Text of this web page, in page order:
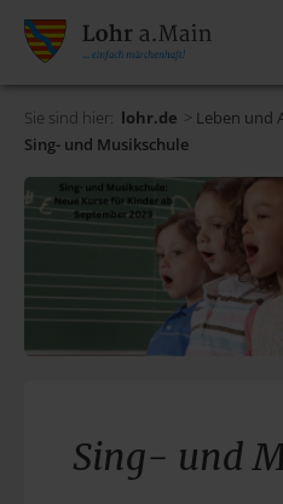
Sie sind hier: lohr.de > Leben und
Sing- und Musikschule
Sing- und